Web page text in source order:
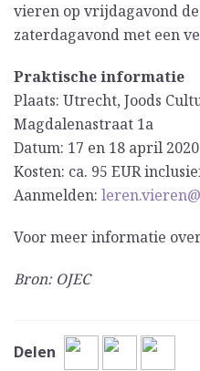
vieren op vrijdagavond
zaterdagavond met een
Praktische informatie
Plaats: Utrecht, Joods
Magdalenastraat 1a
Datum: 17 en 18 april 2020
Kosten: ca. 95 EUR
Aanmelden:
Voor meer informatie
Bron: OJEC
Delen